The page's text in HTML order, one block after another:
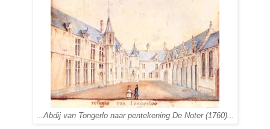
...Abdij van Tongerlo naar pentekening De Noter (1760)...